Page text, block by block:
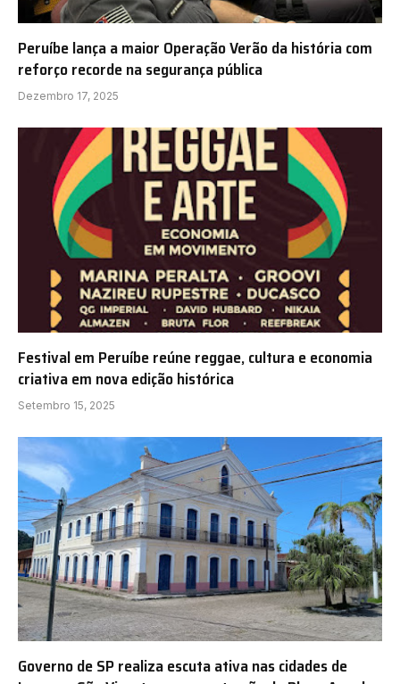
Peruíbe lança a maior Operação Verão da história com
reforço recorde na segurança pública
Dezembro 17, 2025
Festival em Peruíbe reúne reggae, cultura e economia
criativa em nova edição histórica
Setembro 15, 2025
Governo de SP realiza escuta ativa nas cidades de